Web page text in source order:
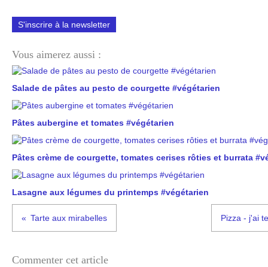
S'inscrire à la newsletter
Vous aimerez aussi :
Salade de pâtes au pesto de courgette #végétarien
Pâtes aubergine et tomates #végétarien
Pâtes crème de courgette, tomates cerises rôties et burrata
Lasagne aux légumes du printemps #végétarien
Tarte aux mirabelles Pizza - j'ai
Commenter cet article